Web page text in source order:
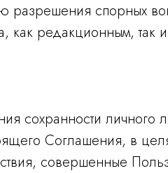
разрешения спорных
как редакционным,
сохранности личного
Соглашения, в
совершенные